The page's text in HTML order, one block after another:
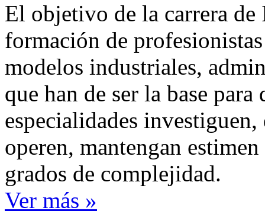
El objetivo de la carrera
formación de
modelos industriales,
que han de ser la base
especialidades
operen, mantengan
grados de complejidad.
Ver más »